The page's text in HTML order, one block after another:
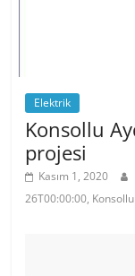
Elektrik
Konsollu
projesi
Kasım 1, 2020
26T00:00:00,